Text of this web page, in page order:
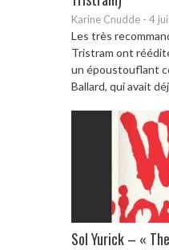
Karine Cnudde - 4
Les très
Tristram ont
un époustouflant
Ballard, qui avait
Sol Yurick – «